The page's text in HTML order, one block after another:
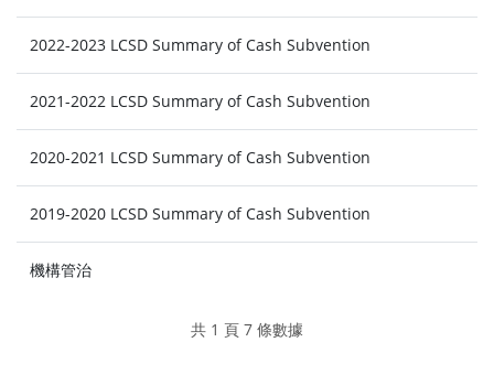
2022-2023 LCSD Summary of Cash Subvention
2021-2022 LCSD Summary of Cash Subvention
2020-2021 LCSD Summary of Cash Subvention
2019-2020 LCSD Summary of Cash Subvention
機構管治
共 1 頁 7 條數據